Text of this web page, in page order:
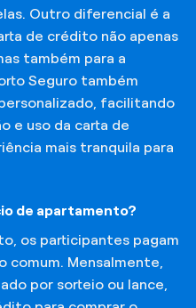
Outro diferencial é a
de crédito não apenas
também para a
Seguro também
facilitando
e uso da carta de
mais tranquila para
de apartamento?
os participantes pagam
comum. Mensalmente,
por sorteio ou lance,